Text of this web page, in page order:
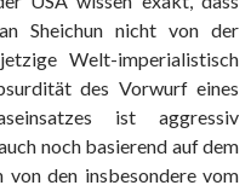
Sheichun nicht von der
Welt-imperialistisch
des Vorwurf eines
ist aggressiv
noch basierend auf dem
den insbesondere vom